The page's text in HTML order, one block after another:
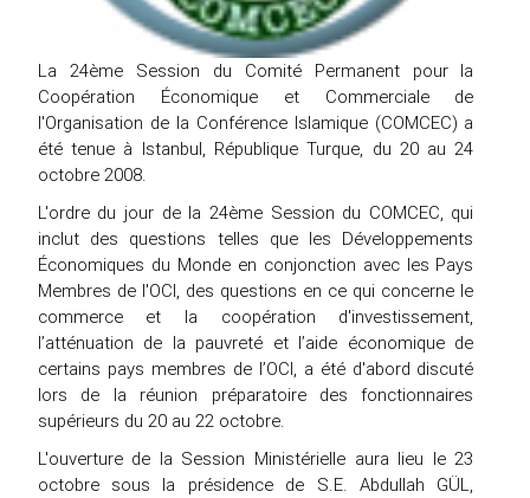
La 24ème Session du Comité Permanent pour la
Coopération Économique et Commerciale de
l'Organisation de la Conférence Islamique (COMCEC) a
été tenue à Istanbul, République Turque, du 20 au 24
octobre 2008.
L'ordre du jour de la 24ème Session du COMCEC, qui
inclut des questions telles que les Développements
Économiques du Monde en conjonction avec les Pays
Membres de l'OCI, des questions en ce qui concerne le
commerce et la coopération d'investissement,
l’atténuation de la pauvreté et l’aide économique de
certains pays membres de l’OCI, a été d'abord discuté
lors de la réunion préparatoire des fonctionnaires
supérieurs du 20 au 22 octobre.
L'ouverture de la Session Ministérielle aura lieu le 23
octobre sous la présidence de S.E. Abdullah GÜL,